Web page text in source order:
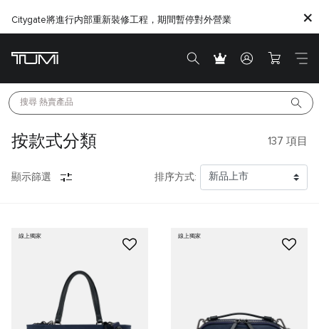
Citygate將進行内部重新裝修工程，期間暫停對外營業
搜尋 熱賣產品
按款式分類 137 項目
顯示篩選 排序方式:
線上獨家 線上獨家